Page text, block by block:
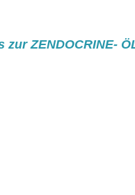
ZENDOCRINE-